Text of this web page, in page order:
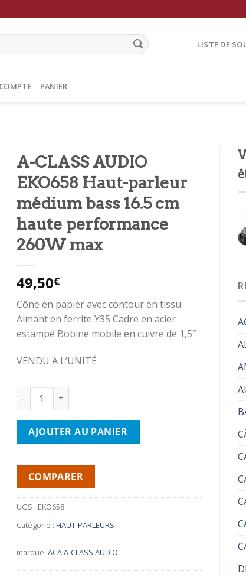
LISTE DE
PANIER
A-CLASS AUDIO
EKO658 Haut-parleur
médium bass 16.5 cm
haute performance
260W max
49,50€
Cône en papier avec contour en tissu
Aimant en ferrite Y35 Cadre en acier
estampé Bobine mobile en cuivre de 1,5″
VENDU A L’UNITÉ
quantité de A-CLASS AUDIO EKO658 Haut-parleur
AJOUTER AU PANIER
COMPARER
UGS : EKO658
Catégorie : HAUT-PARLEURS
marque: ACA A-CLASS AUDIO